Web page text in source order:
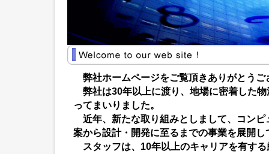
弊社ホームページをご覧頂きありがとうご
弊社は30年以上に渡り、地場に密着した
ってまいりました。
近年、新たな取り組みとしまして、コンピ
案から設計・開発に至るまでの事業を展開し
スタッフは、10年以上のキャリアを有す